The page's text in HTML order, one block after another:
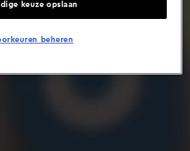
keuze opslaan
beheren